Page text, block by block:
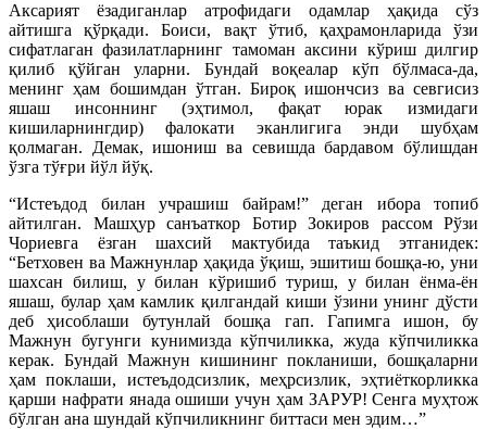
Аксарият ёзадиганлар атрофидаги одамлар ҳақида сўз
айтишга қўрқади. Боиси, вақт ўтиб, қаҳрамонларида ўзи
сифатлаган фазилатларнинг тамоман аксини кўриш дилгир
қилиб қўйган уларни. Бундай воқеалар кўп бўлмаса-да,
менинг ҳам бошимдан ўтган. Бироқ ишончсиз ва севгисиз
яшаш инсоннинг (эҳтимол, фақат юрак измидаги
кишиларнингдир) фалокати эканлигига энди шубҳам
қолмаган. Демак, ишониш ва севишда бардавом бўлишдан
ўзга тўғри йўл йўқ.
“Истеъдод билан учрашиш байрам!” деган ибора топиб
айтилган. Машҳур санъаткор Ботир Зокиров рассом Рўзи
Чориевга ёзган шахсий мактубида таъкид этганидек:
“Бетховен ва Мажнунлар ҳақида ўқиш, эшитиш бошқа-ю, уни
шахсан билиш, у билан кўришиб туриш, у билан ёнма-ён
яшаш, булар ҳам камлик қилгандай киши ўзини унинг дўсти
деб ҳисоблаши бутунлай бошқа гап. Гапимга ишон, бу
Мажнун бугунги кунимизда кўпчиликка, жуда кўпчиликка
керак. Бундай Мажнун кишининг покланиши, бошқаларни
ҳам поклаши, истеъдодсизлик, меҳрсизлик, эҳтиёткорликка
қарши нафрати янада ошиши учун ҳам ЗАРУР! Сенга муҳтож
бўлган ана шундай кўпчиликнинг биттаси мен эдим…”